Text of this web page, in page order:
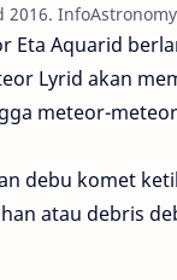
Eta Aquarid
Lyrid akan
meteor-
debu komet
atau debris